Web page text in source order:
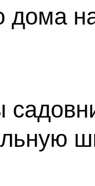
дома